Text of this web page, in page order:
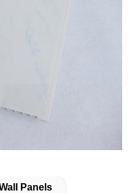
Panels